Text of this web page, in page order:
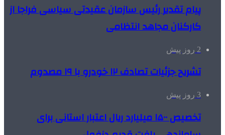
پیام تقدیر رئیس سازمان عقیدتی سیاسی فراجا از
کارکنان مجاهد انتظامی
2 روز پیش
تشریح جزئیات تصادف ۱۲ خودرو با ۱۹ مصدوم
3 روز پیش
تخصیص ۱۵۰۰ میلیارد ریال اعتبار استانی برای